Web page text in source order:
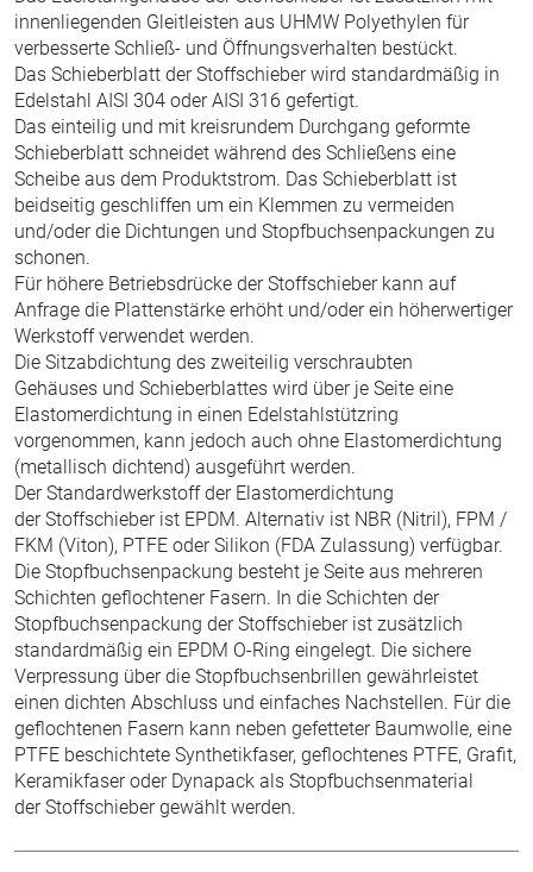
innenliegenden Gleitleisten aus UHMW Polyethylen für
verbesserte Schließ- und Öffnungsverhalten bestückt.
Das Schieberblatt der Stoffschieber wird standardmäßig in
Edelstahl AISI 304 oder AISI 316 gefertigt.
Das einteilig und mit kreisrundem Durchgang geformte
Schieberblatt schneidet während des Schließens eine
Scheibe aus dem Produktstrom. Das Schieberblatt ist
beidseitig geschliffen um ein Klemmen zu vermeiden
und/oder die Dichtungen und Stopfbuchsenpackungen zu
schonen.
Für höhere Betriebsdrücke der Stoffschieber kann auf
Anfrage die Plattenstärke erhöht und/oder ein höherwertiger
Werkstoff verwendet werden.
Die Sitzabdichtung des zweiteilig verschraubten
Gehäuses und Schieberblattes wird über je Seite eine
Elastomerdichtung in einen Edelstahlstützring
vorgenommen, kann jedoch auch ohne Elastomerdichtung
(metallisch dichtend) ausgeführt werden.
Der Standardwerkstoff der Elastomerdichtung
der Stoffschieber ist EPDM. Alternativ ist NBR (Nitril), FPM /
FKM (Viton), PTFE oder Silikon (FDA Zulassung) verfügbar.
Die Stopfbuchsenpackung besteht je Seite aus mehreren
Schichten geflochtener Fasern. In die Schichten der
Stopfbuchsenpackung der Stoffschieber ist zusätzlich
standardmäßig ein EPDM O-Ring eingelegt. Die sichere
Verpressung über die Stopfbuchsenbrillen gewährleistet
einen dichten Abschluss und einfaches Nachstellen. Für die
geflochtenen Fasern kann neben gefetteter Baumwolle, eine
PTFE beschichtete Synthetikfaser, geflochtenes PTFE, Grafit,
Keramikfaser oder Dynapack als Stopfbuchsenmaterial
der Stoffschieber gewählt werden.